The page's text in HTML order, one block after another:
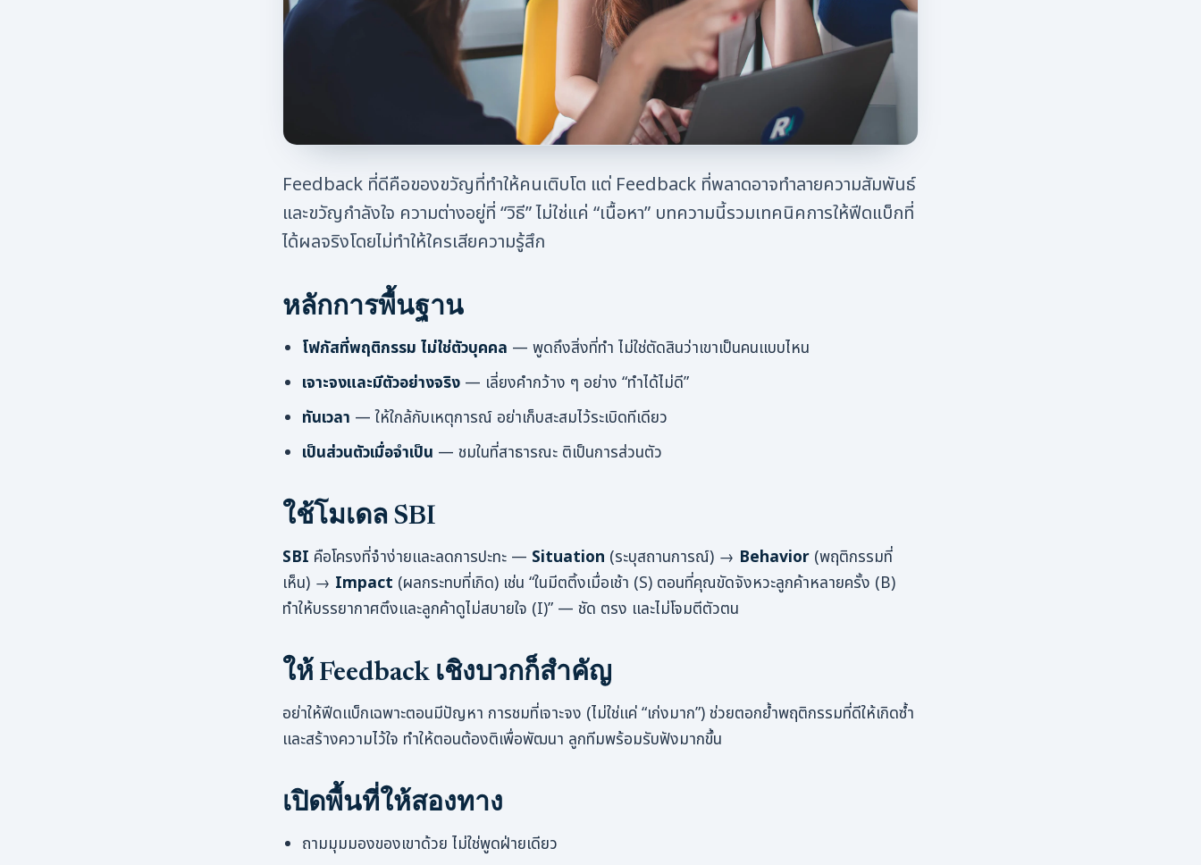
Feedback ที่ดีคือของขวัญที่ทำให้คนเติบโต แต่ Feedback ที่พลาดอาจทำลายความสัมพันธ์
และขวัญกำลังใจ ความต่างอยู่ที่ “วิธี” ไม่ใช่แค่ “เนื้อหา” บทความนี้รวมเทคนิคการให้ฟีดแบ็กที่
ได้ผลจริงโดยไม่ทำให้ใครเสียความรู้สึก
หลักการพื้นฐาน
โฟกัสที่พฤติกรรม ไม่ใช่ตัวบุคคล — พูดถึงสิ่งที่ทำ ไม่ใช่ตัดสินว่าเขาเป็นคนแบบไหน
เจาะจงและมีตัวอย่างจริง — เลี่ยงคำกว้าง ๆ อย่าง “ทำได้ไม่ดี”
ทันเวลา — ให้ใกล้กับเหตุการณ์ อย่าเก็บสะสมไว้ระเบิดทีเดียว
เป็นส่วนตัวเมื่อจำเป็น — ชมในที่สาธารณะ ติเป็นการส่วนตัว
ใช้โมเดล SBI
SBI คือโครงที่จำง่ายและลดการปะทะ — Situation (ระบุสถานการณ์) → Behavior (พฤติกรรมที่
เห็น) → Impact (ผลกระทบที่เกิด) เช่น “ในมีตติ้งเมื่อเช้า (S) ตอนที่คุณขัดจังหวะลูกค้าหลายครั้ง (B)
ทำให้บรรยากาศตึงและลูกค้าดูไม่สบายใจ (I)” — ชัด ตรง และไม่โจมตีตัวตน
ให้ Feedback เชิงบวกก็สำคัญ
อย่าให้ฟีดแบ็กเฉพาะตอนมีปัญหา การชมที่เจาะจง (ไม่ใช่แค่ “เก่งมาก”) ช่วยตอกย้ำพฤติกรรมที่ดีให้เกิดซ้ำ
และสร้างความไว้ใจ ทำให้ตอนต้องติเพื่อพัฒนา ลูกทีมพร้อมรับฟังมากขึ้น
เปิดพื้นที่ให้สองทาง
ถามมุมมองของเขาด้วย ไม่ใช่พูดฝ่ายเดียว